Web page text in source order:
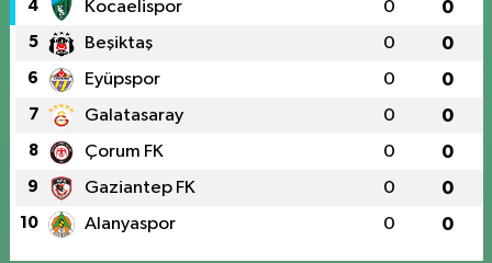
4 Kocaelispor 0 0
5 Beşiktaş 0 0
6 Eyüpspor 0 0
7 Galatasaray 0 0
8 Çorum FK 0 0
9 Gaziantep FK 0 0
10 Alanyaspor 0 0